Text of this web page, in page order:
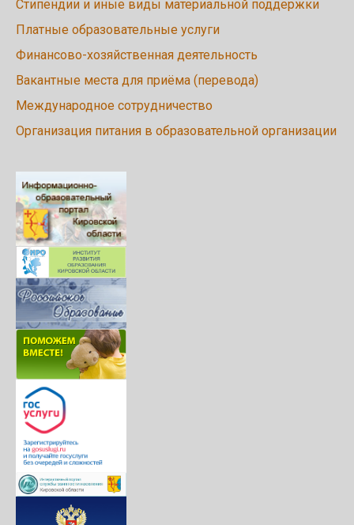
Стипендии и иные виды материальной поддержки
Платные образовательные услуги
Финансово-хозяйственная деятельность
Вакантные места для приёма (перевода)
Международное сотрудничество
Организация питания в образовательной организации